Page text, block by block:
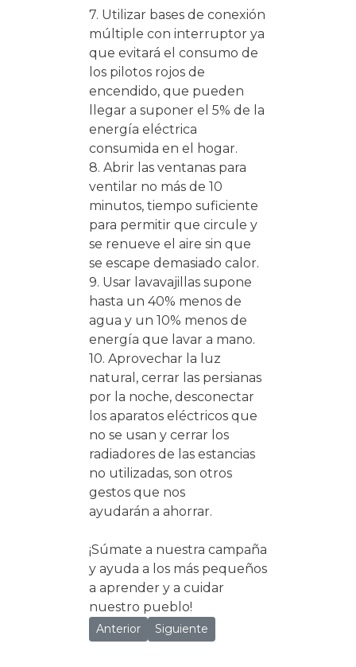
7. Utilizar bases de conexión
múltiple con interruptor ya
que evitará el consumo de
los pilotos rojos de
encendido, que pueden
llegar a suponer el 5% de la
energía eléctrica
consumida en el hogar.
8. Abrir las ventanas para
ventilar no más de 10
minutos, tiempo suficiente
para permitir que circule y
se renueve el aire sin que
se escape demasiado calor.
9. Usar lavavajillas supone
hasta un 40% menos de
agua y un 10% menos de
energía que lavar a mano.
10. Aprovechar la luz
natural, cerrar las persianas
por la noche, desconectar
los aparatos eléctricos que
no se usan y cerrar los
radiadores de las estancias
no utilizadas, son otros
gestos que nos
ayudarán a ahorrar.
¡Súmate a nuestra campaña
y ayuda a los más pequeños
a aprender y a cuidar
nuestro pueblo!
Artículo anterior: La Noche de los Libros 2024
Anterior Artículo siguiente: Campaña de
Siguiente